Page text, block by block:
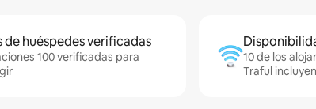
de huéspedes verificadas
100 verificadas para
10 de los
Traful